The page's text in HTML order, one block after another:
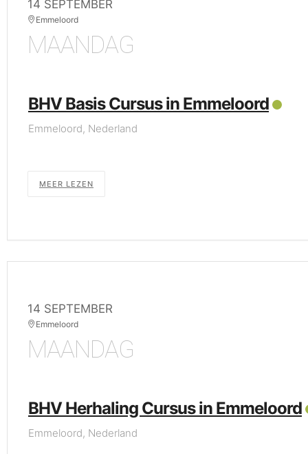
14 SEPTEMBER
Emmeloord
MAANDAG
BHV Basis Cursus in Emmeloord
Emmeloord, Nederland
MEER LEZEN
14 SEPTEMBER
Emmeloord
MAANDAG
BHV Herhaling Cursus in Emmeloord
Emmeloord, Nederland